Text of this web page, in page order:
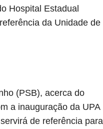
Hospital Estadual
da Unidade de
(PSB), acerca do
a inauguração da UPA
de referência para